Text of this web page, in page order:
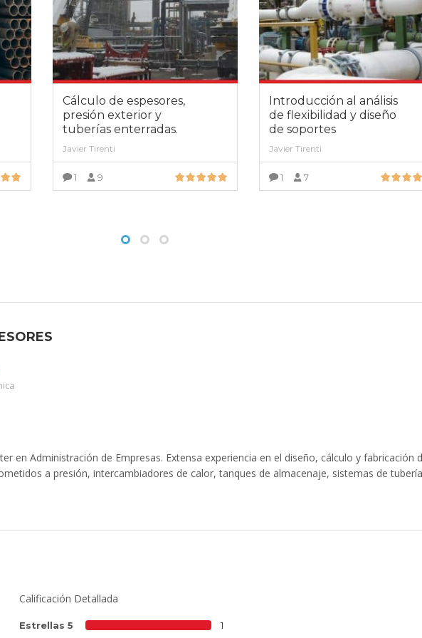
Cálculo de espesores,
presión exterior y
tuberías enterradas.
Javier Tirenti
1 9
Introducción al análisis
de flexibilidad y diseño
de soportes
Javier Tirenti
1 7
en Administración de Empresas. Extensa experiencia en el diseño, cálculo y fabricación
a presión, intercambiadores de calor, tanques de almacenaje, sistemas de
Calificación Detallada
Estrellas 5 1